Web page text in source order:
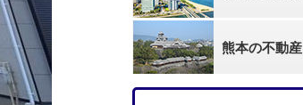
熊本の不動産